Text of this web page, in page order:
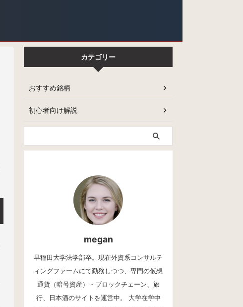
カテゴリー
おすすめ銘柄
初心者向け解説
megan
早稲田大学法学部卒。現在外資系コンサルテ
ィングファームにて勤務しつつ、専門の仮想
通貨（暗号資産）・ブロックチェーン、旅
行、日本酒のサイトを運営中。 大学在学中